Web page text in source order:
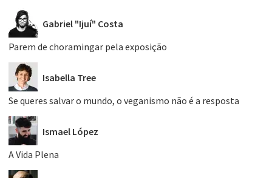
Gabriel "Ijuí" Costa
Parem de choramingar pela exposição
Isabella Tree
Se queres salvar o mundo, o veganismo não é a resposta
Ismael López
A Vida Plena